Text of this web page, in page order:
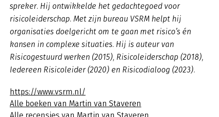
spreker. Hij ontwikkelde het gedachtegoed voor
risicoleiderschap. Met zijn bureau VSRM helpt hij
organisaties doelgericht om te gaan met risico’s én
kansen in complexe situaties. Hij is auteur van
Risicogestuurd werken (2015), Risicoleiderschap (2018),
Iedereen Risicoleider (2020) en Risicodialoog (2023).
https://www.vsrm.nl/
Alle boeken van Martin van Staveren